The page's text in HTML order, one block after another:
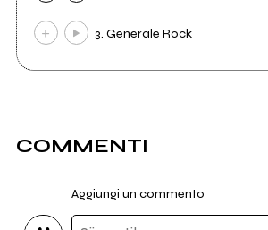
3. Generale Rock
COMMENTI
Aggiungi un commento